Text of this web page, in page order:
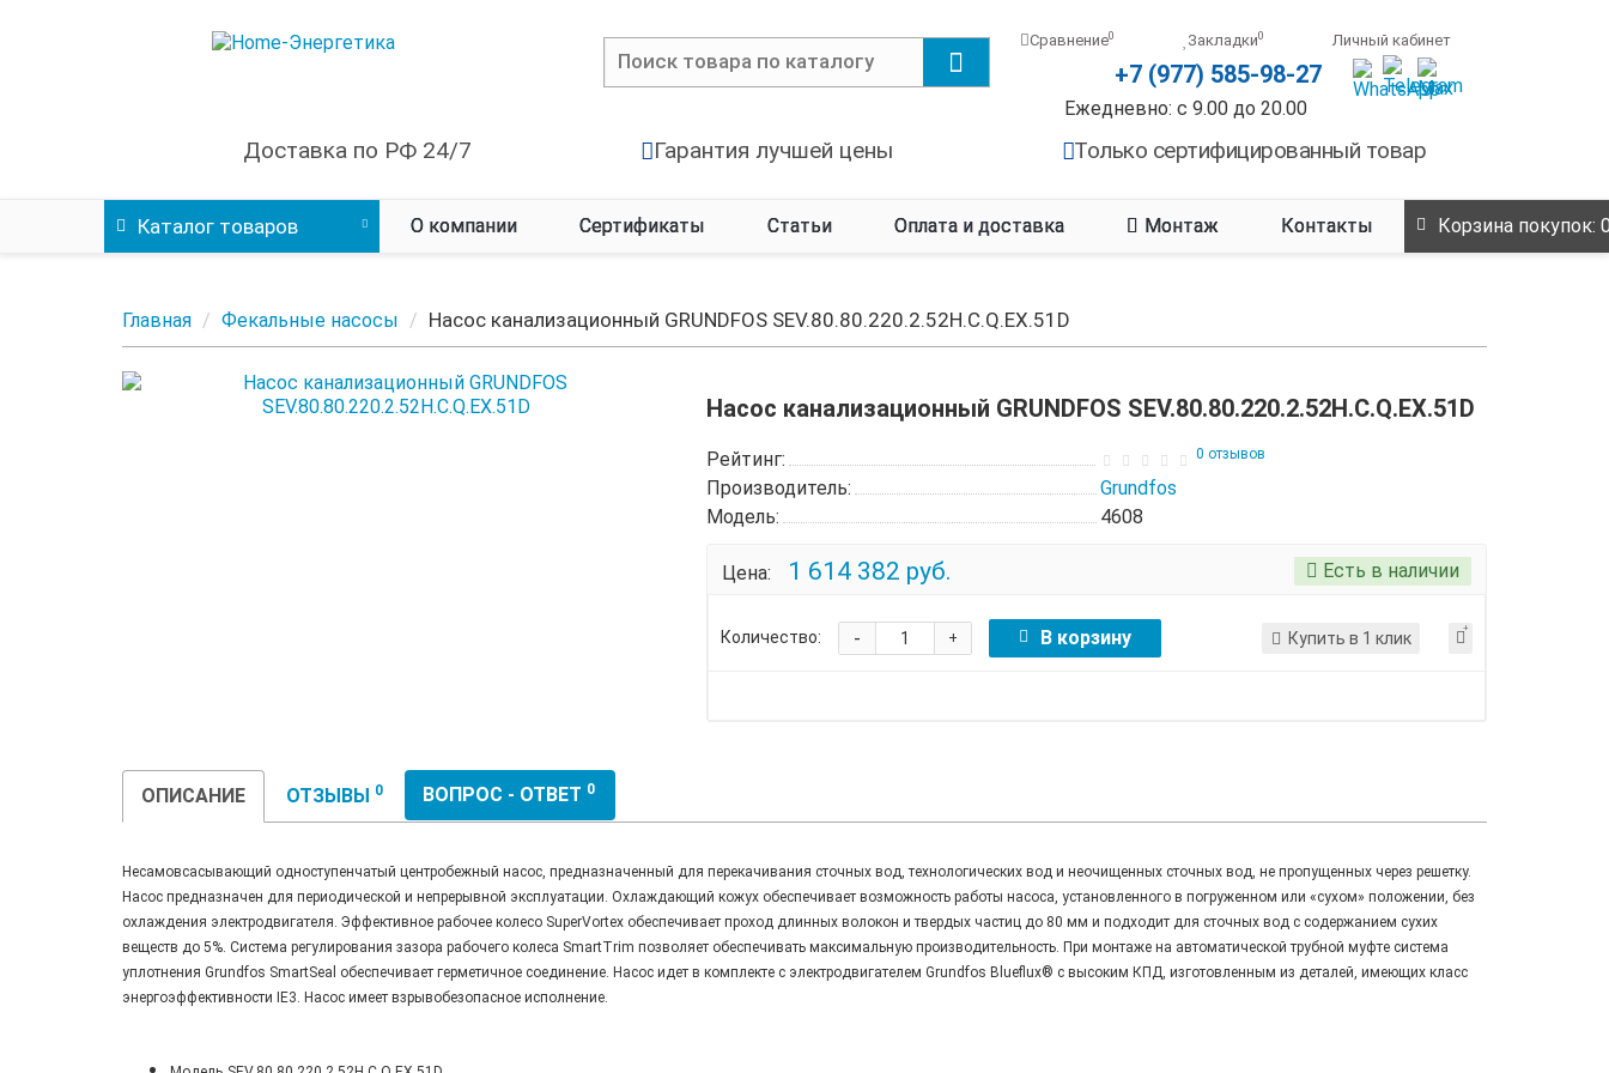
Сравнение0 Закладки0 Личный кабинет
+7 (977) 585-98-27
Ежедневно: с 9.00 до 20.00
Доставка по РФ 24/7 Гарантия лучшей цены Только сертифицированный товар
Каталог товаров О компании Сертификаты Статьи Оплата и доставка Монтаж Контакты Корзина покупок:
Главная Фекальные насосы Насос канализационный GRUNDFOS SEV.80.80.220.2.52H.C.Q.EX.51D
Насос канализационный GRUNDFOS SEV.80.80.220.2.52H.C.Q.EX.51D
Рейтинг: 0 отзывов
Производитель:
Grundfos
Модель:
4608
Цена: 1 614 382 руб. Есть в наличии
Количество: +
- В корзину Купить в 1 клик
ОПИСАНИЕ ОТЗЫВЫ 0 ВОПРОС - ОТВЕТ 0
Несамовсасывающий одноступенчатый центробежный насос, предназначенный для перекачивания сточных вод, технологических вод и неочищенных сточных вод, не пропущенных через решетку.
Насос предназначен для периодической и непрерывной эксплуатации. Охлаждающий кожух обеспечивает возможность работы насоса, установленного в погруженном или «сухом» положении, без
охлаждения электродвигателя. Эффективное рабочее колесо SuperVortex обеспечивает проход длинных волокон и твердых частиц до 80 мм и подходит для сточных вод с содержанием сухих
веществ до 5%. Система регулирования зазора рабочего колеса SmartTrim позволяет обеспечивать максимальную производительность. При монтаже на автоматической трубной муфте система
уплотнения Grundfos SmartSeal обеспечивает герметичное соединение. Насос идет в комплекте с электродвигателем Grundfos Blueflux® с высоким КПД, изготовленным из деталей, имеющих класс
энергоэффективности IE3. Насос имеет взрывобезопасное исполнение.